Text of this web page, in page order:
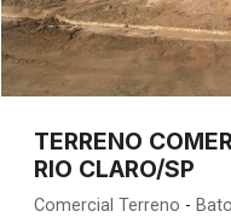
TERRENO
RIO CLARO/SP
Comercial Terreno -